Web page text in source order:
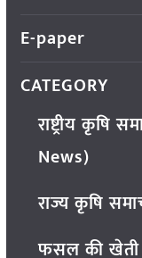
E-paper
CATEGORY
राष्ट्रीय
News)
राज्य कृषि
फसल की